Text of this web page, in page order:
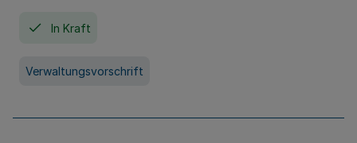
In Kraft
Verwaltungsvorschrift